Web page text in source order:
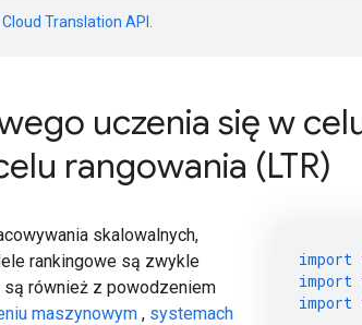
Cloud Translation API
uczenia się w
rangowania (LTR)
import
import
import
skalowalnych,
rankingowe są zwykle
również z powodzeniem
maszynowym , systemach